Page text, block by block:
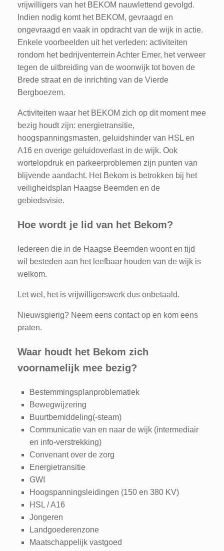
vrijwilligers van het BEKOM nauwlettend gevolgd.
Indien nodig komt het BEKOM, gevraagd en
ongevraagd en vaak in opdracht van de wijk in actie.
Enkele voorbeelden uit het verleden: activiteiten
rondom het bedrijventerrein Achter Emer, het verweer
tegen de uitbreiding van de woonwijk tot boven de
Brede straat en de inrichting van de Vierde
Bergboezem.
Activiteiten waar het BEKOM zich op dit moment mee
bezig houdt zijn: energietransitie,
hoogspanningsmasten, geluidshinder van HSL en
A16 en overige geluidoverlast in de wijk. Ook
wortelopdruk en parkeerproblemen zijn punten van
blijvende aandacht. Het Bekom is betrokken bij het
veiligheidsplan Haagse Beemden en de
gebiedsvisie.
Hoe wordt je lid van het Bekom?
Iedereen die in de Haagse Beemden woont en tijd
wil besteden aan het leefbaar houden van de wijk is
welkom.
Let wel, het is vrijwilligerswerk dus onbetaald.
Nieuwsgierig? Neem eens contact op en kom eens
praten.
Waar houdt het Bekom zich
voornamelijk mee bezig?
Bestemmingsplanproblematiek
Bewegwijzering
Buurtbemiddeling(-steam)
Communicatie van en naar de wijk (intermediair
en info-verstrekking)
Convenant over de zorg
Energietransitie
GWI
Hoogspanningsleidingen (150 en 380 KV)
HSL / A16
Jongeren
Landgoederenzone
Maatschappelijk vastgoed